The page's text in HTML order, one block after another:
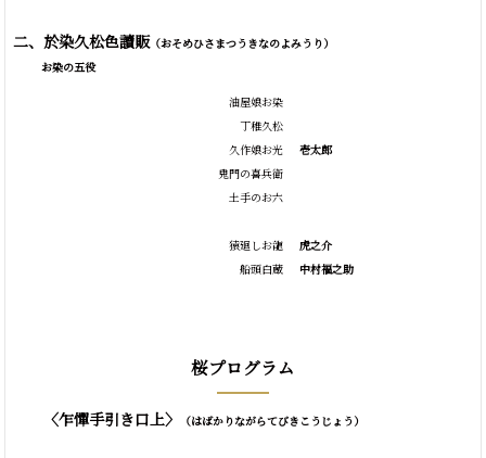
二、於染久松色讀販（おそめひさまつうきなのよみうり）
お染の五役
油屋娘お染
丁稚久松
久作娘お光
鬼門の喜兵衛
土手のお六
猿廻しお龍
船頭白蔵
壱太郎
虎之介
中村福之助
桜プログラム
〈乍憚手引き口上〉 （はばかりながらてびきこうじょう）